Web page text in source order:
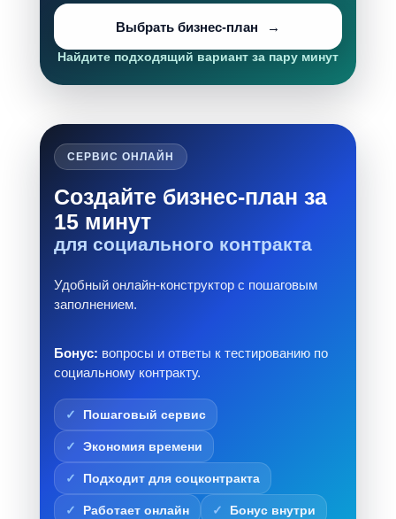
Выбрать бизнес-план
Найдите подходящий вариант за пару минут
СЕРВИС ОНЛАЙН
Создайте бизнес-план за
15 минут
для социального контракта
Удобный онлайн-конструктор с пошаговым
заполнением.
Бонус: вопросы и ответы к тестированию по
социальному контракту.
Пошаговый сервис
Экономия времени
Подходит для соцконтракта
Работает онлайн Бонус внутри